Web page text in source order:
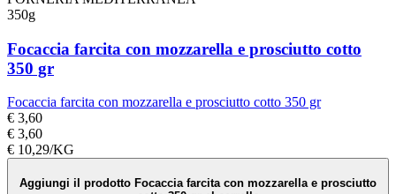
350g
Focaccia farcita con mozzarella e prosciutto cotto
350 gr
Focaccia farcita con mozzarella e prosciutto cotto 350 gr
€ 3,60
€ 3,60
€ 10,29/KG
Aggiungi il prodotto Focaccia farcita con mozzarella e prosciutto